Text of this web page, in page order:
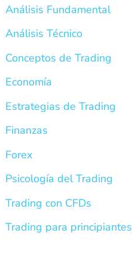
Análisis Fundamental
Análisis Técnico
Conceptos de Trading
Economía
Estrategias de Trading
Finanzas
Forex
Psicología del Trading
Trading con CFDs
Trading para principiantes